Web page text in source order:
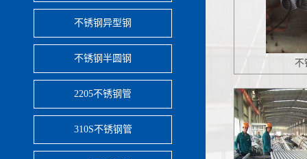
不锈钢异型钢
不锈钢半圆钢
2205不锈钢管
310S不锈钢管